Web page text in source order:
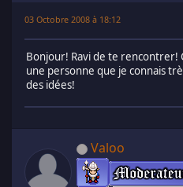
03 Octobre 2008 à 18:12
Bonjour! Ravi de te rencontrer!
une personne que je connais
des idées!
Valoo